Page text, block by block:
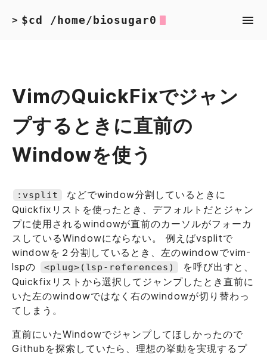
> $cd /home/biosugar0
VimのQuickFixでジャン
プするときに直前の
Windowを使う
:vsplit
などでwindow分割しているときに
Quickfixリストを使ったとき、デフォルトだとジャン
プに使用されるwindowが直前のカーソルがフォーカ
スしているWindowにならない。 例えばvsplitで
windowを２分割しているとき、左のwindowでvim-
lspの
<plug>(lsp-references)
を呼び出すと、
Quickfixリストから選択してジャンプしたとき直前に
いた左のwindowではなく右のwindowが切り替わっ
てしまう。
直前にいたWindowでジャンプしてほしかったので
Githubを探索していたら、理想の挙動を実現するプ